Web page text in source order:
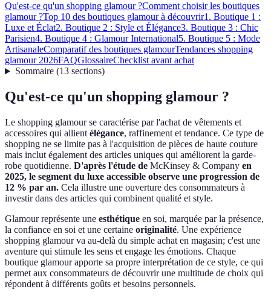
Qu'est-ce qu'un shopping glamour ?Comment choisir les boutiques
glamour ?Top 10 des boutiques glamour à découvrir1. Boutique 1 :
Luxe et Éclat2. Boutique 2 : Style et Élégance3. Boutique 3 : Chic
Parisien4. Boutique 4 : Glamour International5. Boutique 5 : Mode
ArtisanaleComparatif des boutiques glamourTendances shopping
glamour 2026FAQGlossaireChecklist avant achat
Sommaire(13 sections)
Qu'est-ce qu'un shopping glamour ?
Le shopping glamour se caractérise par l'achat de vêtements et
accessoires qui allient élégance, raffinement et tendance. Ce type de
shopping ne se limite pas à l'acquisition de pièces de haute couture
mais inclut également des articles uniques qui améliorent la garde-
robe quotidienne. D'après l'étude de McKinsey & Company en
2025, le segment du luxe accessible observe une progression de
12 % par an. Cela illustre une ouverture des consommateurs à
investir dans des articles qui combinent qualité et style.
Glamour représente une esthétique en soi, marquée par la présence,
la confiance en soi et une certaine originalité. Une expérience
shopping glamour va au-delà du simple achat en magasin; c'est une
aventure qui stimule les sens et engage les émotions. Chaque
boutique glamour apporte sa propre interprétation de ce style, ce qui
permet aux consommateurs de découvrir une multitude de choix qui
répondent à différents goûts et besoins personnels.